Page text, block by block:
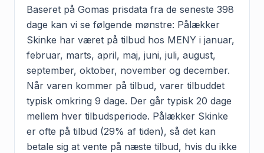
Baseret på Gomas prisdata fra de seneste 398
dage kan vi se følgende mønstre: Pålækker
Skinke har været på tilbud hos MENY i januar,
februar, marts, april, maj, juni, juli, august,
september, oktober, november og december.
Når varen kommer på tilbud, varer tilbuddet
typisk omkring 9 dage. Der går typisk 20 dage
mellem hver tilbudsperiode. Pålækker Skinke
er ofte på tilbud (29% af tiden), så det kan
betale sig at vente på næste tilbud, hvis du ikke